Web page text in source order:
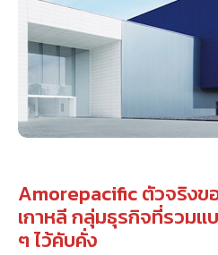
Amorepacific ตัวจริงข
เกาหลี กลุ่มธุรกิจที่รวมแ
ๆ ไว้คับคั่ง